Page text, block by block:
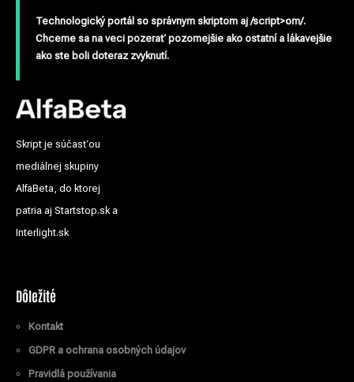
Technologický portál so správnym skriptom aj /script>om/.
Chceme sa na veci pozerať pozornejšie ako ostatní a lákavejšie
ako ste boli doteraz zvyknutí.
Skript je súčasťou
mediálnej skupiny
AlfaBeta, do ktorej
patria aj Startstop.sk a
Interlight.sk
Dôležité
Kontakt
GDPR a ochrana osobných údajov
Pravidlá používania